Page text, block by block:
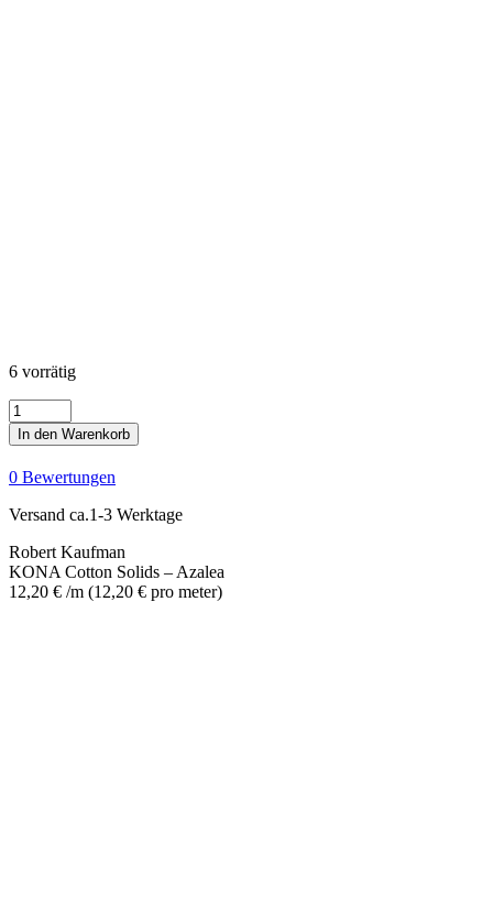
6 vorrätig
KONA
Cotton
Solids
-
Azalea
Menge
In den Warenkorb
0 Bewertungen
Versand ca.1-3 Werktage
Robert Kaufman
KONA Cotton Solids – Azalea
12,20 € /m (12,20 € pro meter)